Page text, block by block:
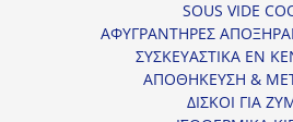
SOUS VIDE
ΑΦΥΓΡΑΝΤΗΡΕΣ
ΣΥΣΚΕΥΑΣΤΙΚΑ ΕΝ
ΑΠΟΘΗΚΕΥΣΗ &
ΔΙΣΚΟΙ ΓΙΑ